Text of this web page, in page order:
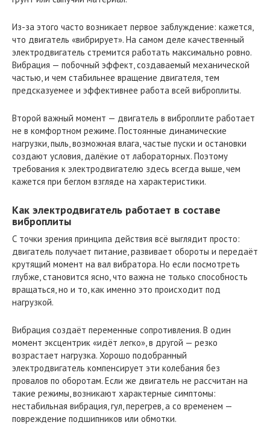
Из-за этого часто возникает первое заблуждение: кажется,
что двигатель «вибрирует». На самом деле качественный
электродвигатель стремится работать максимально ровно.
Вибрация — побочный эффект, создаваемый механической
частью, и чем стабильнее вращение двигателя, тем
предсказуемее и эффективнее работа всей виброплиты.
Второй важный момент — двигатель в виброплите работает
не в комфортном режиме. Постоянные динамические
нагрузки, пыль, возможная влага, частые пуски и остановки
создают условия, далёкие от лабораторных. Поэтому
требования к электродвигателю здесь всегда выше, чем
кажется при беглом взгляде на характеристики.
Как электродвигатель работает в составе
виброплиты
С точки зрения принципа действия всё выглядит просто:
двигатель получает питание, развивает обороты и передаёт
крутящий момент на вал вибратора. Но если посмотреть
глубже, становится ясно, что важна не только способность
вращаться, но и то, как именно это происходит под
нагрузкой.
Вибрация создаёт переменные сопротивления. В один
момент эксцентрик «идёт легко», в другой — резко
возрастает нагрузка. Хорошо подобранный
электродвигатель компенсирует эти колебания без
провалов по оборотам. Если же двигатель не рассчитан на
такие режимы, возникают характерные симптомы:
нестабильная вибрация, гул, перегрев, а со временем —
повреждение подшипников или обмотки.